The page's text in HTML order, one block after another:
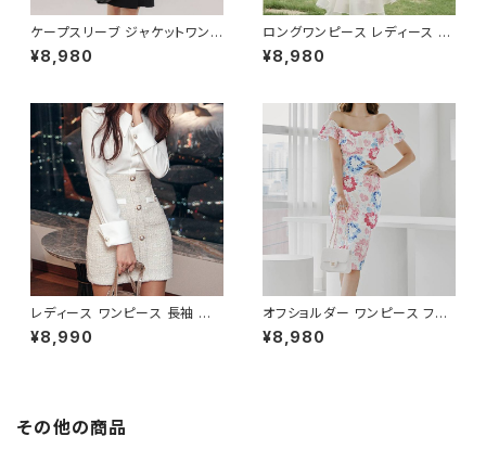
ケープスリーブ ジャケットワンピ
ース ベルト付き ワンピース レデ
ィース 長袖 襟付き タイト スー
ート 二次会 結婚式 春 夏 秋 冬
お呼ばれ ブラック ベージュ お
しゃれ 高見え 20代 30代 40代
フォーマル 体型カバー 人気 トレ
ンド C-OSS0136
¥8,980
ロングワンピース レディース シ
フォン フリル ハイネック ノース
リーブ フレア Aライン エレガン
秋 冬 お呼ばれ デート 食事会
フォーマル リゾート パーティー
人気 大人可愛い ホワイト C-O
¥8,980
レディース ワンピース 長袖 シャ
ツワンピース ツイード切替 ミニ
ワンピース 上品 フォーマル ホ
冬 着痩せ効果 きちんと見え カ
¥8,990
オフショルダー ワンピース フラ
ワー柄 タイトワンピース ドレス
花柄ワンピ 春夏 エレガント 大
¥8,980
その他の商品